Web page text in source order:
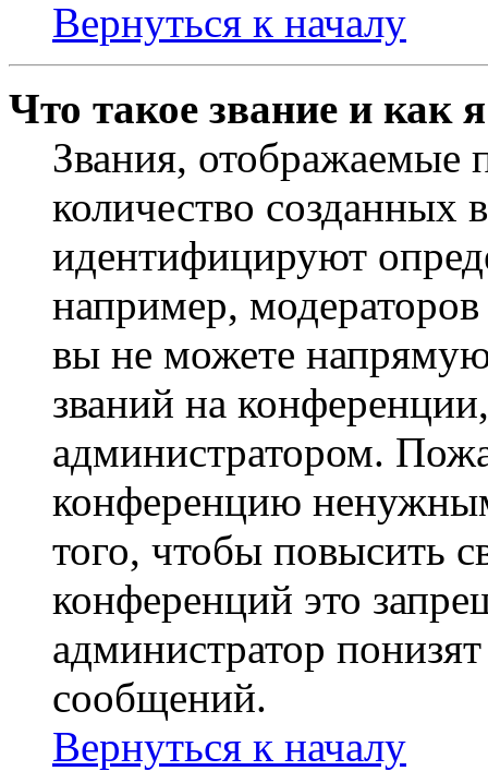
Вернуться к началу
Что такое звание и как
Звания,
количество
идентифицируют
например,
вы не можете
званий на
администратором.
конференцию
того, чтобы повысить
конференций это
администратор
сообщений.
Вернуться к началу